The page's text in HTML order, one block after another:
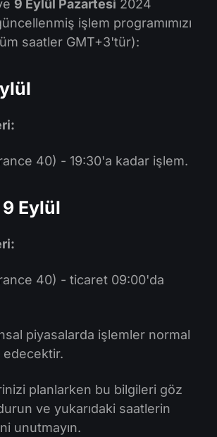
9 Eylül Pazartesi 2024
işlem programımızı
saatler GMT+3'tür):
40) - 19:30'a kadar işlem.
Eylül
40) - ticaret 09:00'da
piyasalarda işlemler normal
edecektir.
planlarken bu bilgileri göz
ve yukarıdaki saatlerin
unutmayın.